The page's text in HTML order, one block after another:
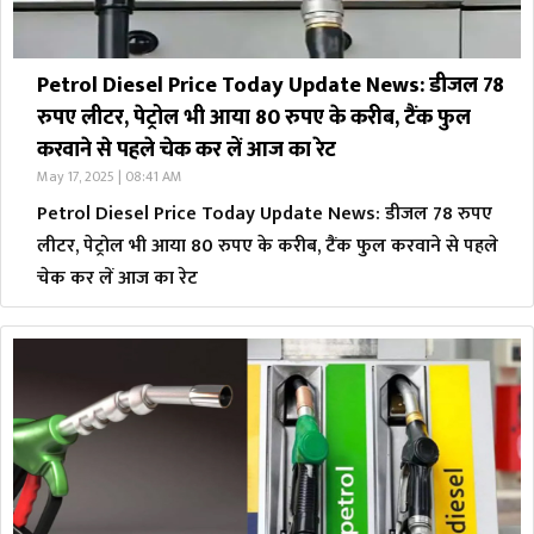
Petrol Diesel Price Today Update News: डीजल 78
रुपए लीटर, पेट्रोल भी आया 80 रुपए के करीब, टैंक फुल
करवाने से पहले चेक कर लें आज का रेट
May 17, 2025 | 08:41 AM
Petrol Diesel Price Today Update News: डीजल 78 रुपए
लीटर, पेट्रोल भी आया 80 रुपए के करीब, टैंक फुल करवाने से पहले
चेक कर लें आज का रेट